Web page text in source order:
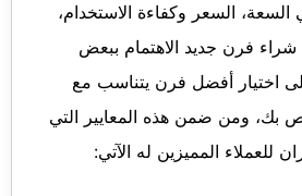
السعر وكفاءة الاستخدام،
فرن جديد الاهتمام ببعض
اختيار أفضل فرن يتناسب مع
بك، ومن ضمن هذه المعايير التي
للعملاء المميزين له الآتي: